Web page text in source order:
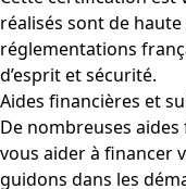
réalisés sont de
réglementations
d’esprit et sécurité.
Aides financières et
De nombreuses
vous aider à financer
guidons dans les